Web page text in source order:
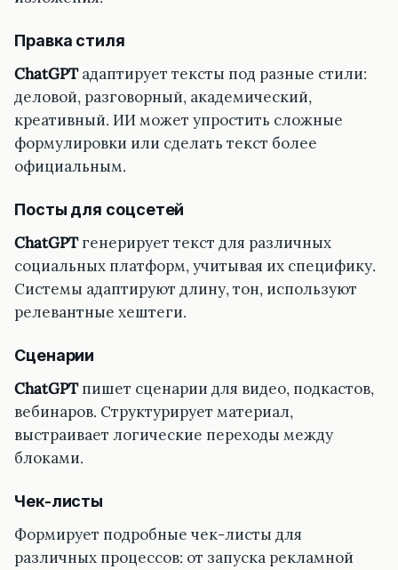
Правка стиля
ChatGPTадаптирует тексты под разные стили:
деловой, разговорный, академический,
креативный. ИИ может упростить сложные
формулировки или сделать текст более
официальным.
Посты для соцсетей
ChatGPTгенерирует текст для различных
социальных платформ, учитывая их специфику.
Системы адаптируют длину, тон, используют
релевантные хештеги.
Сценарии
ChatGPTпишет сценарии для видео, подкастов,
вебинаров. Структурирует материал,
выстраивает логические переходы между
блоками.
Чек-листы
Формирует подробные чек-листы для
различных процессов: от запуска рекламной